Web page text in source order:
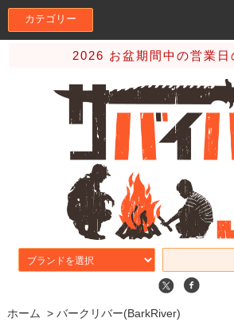
カテゴリー
2026 お盆期間中の営業日
ホーム > バークリバー(BarkRiver)